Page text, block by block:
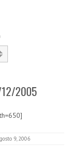
12/2005
9, 2006